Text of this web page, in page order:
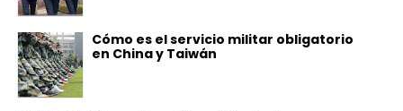
Cómo es el servicio militar obligatorio
en China y Taiwán